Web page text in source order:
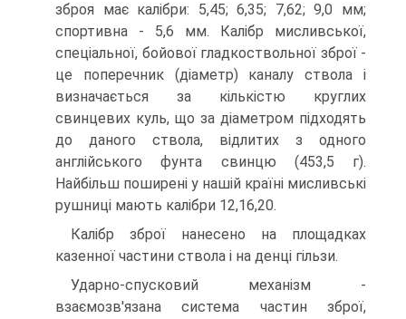
зброя має калібри: 5,45; 6,35; 7,62; 9,0 мм;
спортивна - 5,6 мм. Калібр мисливської,
спеціальної, бойової гладкоствольної зброї -
це поперечник (діаметр) каналу ствола і
визначається за кількістю круглих
свинцевих куль, що за діаметром підходять
до даного ствола, відлитих з одного
англійського фунта свинцю (453,5 г).
Найбільш поширені у нашій країні мисливські
рушниці мають калібри 12,16,20.
Калібр зброї нанесено на площадках
казенної частини ствола і на денці гільзи.
Ударно-спусковий механізм -
взаємозв'язана система частин зброї,